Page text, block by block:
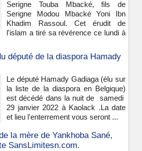
Serigne Touba Mbacké, fils de
Serigne Modou Mbacké Yoni Ibn
Khadim Rassoul. Cet érudit de
l'islam a tiré sa révérence ce lundi à
député de la diaspora Hamady
Le député Hamady Gadiaga (élu sur
la liste de la diaspora en Belgique)
est décédé dans la nuit de samedi
29 janvier 2022 à Kaolack .La date
et lieu l'enterrement vous seront ...
la mère de Yankhoba Sané,
SansLimitesn.com.